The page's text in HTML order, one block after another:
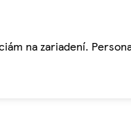
na zariadení.